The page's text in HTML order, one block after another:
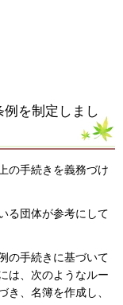
を制定しまし
の手続きを義務づけ
る団体が参考にして
の手続きに基づいて
は、次のようなルー
き、名簿を作成し、